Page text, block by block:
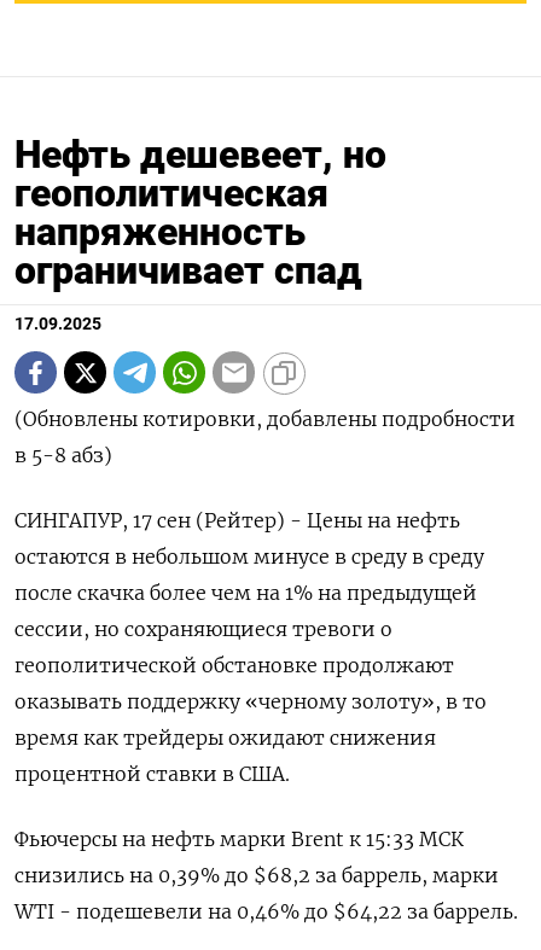
Нефть дешевеет, но
геополитическая
напряженность
ограничивает спад
17.09.2025
(Обновлены котировки, добавлены подробности
в 5-8 абз)
СИНГАПУР, 17 сен (Рейтер) - Цены на нефть
остаются в небольшом минусе в среду в среду
после скачка более чем на 1% на предыдущей
сессии, но сохраняющиеся тревоги о
геополитической обстановке продолжают
оказывать поддержку «черному золоту», в то
время как трейдеры ожидают снижения
процентной ставки в США.
Фьючерсы на нефть марки Brent к 15:33 МСК
снизились на 0,39% до $68,2 за баррель, марки
WTI - подешевели на 0,46% до $64,22 за баррель.